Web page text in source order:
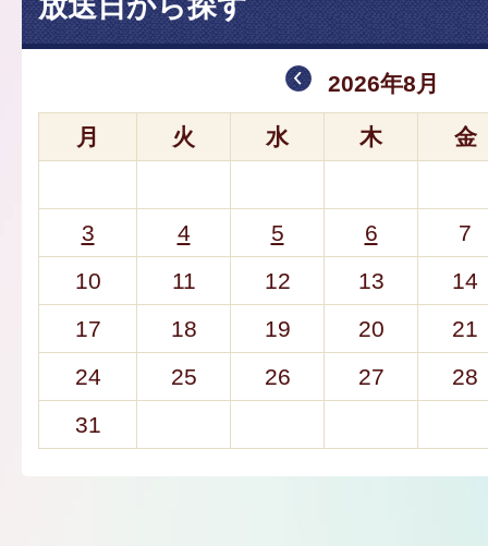
放送日から探す
2026年8月
月 火 水 木 金
3 4 5 6
7
10
11 12 13
14
17
18 19 20
21
24
25 26 27
28
31